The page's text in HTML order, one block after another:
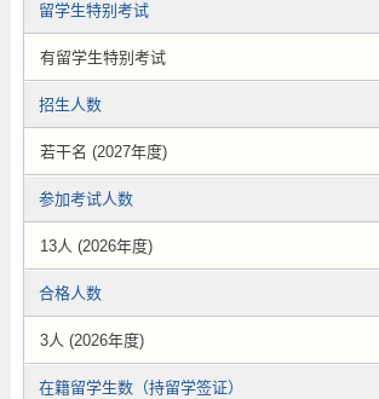
留学生特别考试
有留学生特别考试
招生人数
若干名 (2027年度)
参加考试人数
13人 (2026年度)
合格人数
3人 (2026年度)
在籍留学生数（持留学签证）